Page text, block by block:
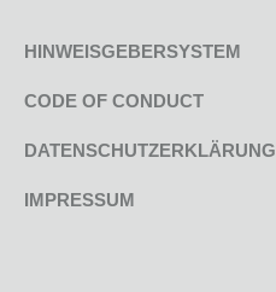
HINWEISGEBERSYSTEM
CODE OF CONDUCT
DATENSCHUTZERKLÄRUNG
IMPRESSUM